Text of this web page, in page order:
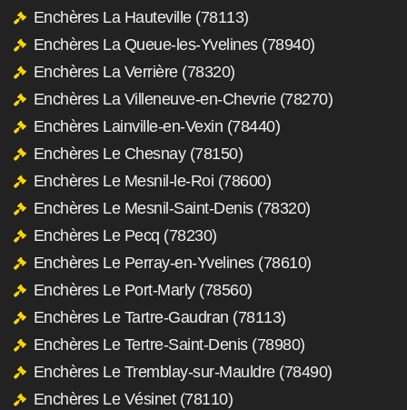
Enchères La Hauteville (78113)
Enchères La Queue-les-Yvelines (78940)
Enchères La Verrière (78320)
Enchères La Villeneuve-en-Chevrie (78270)
Enchères Lainville-en-Vexin (78440)
Enchères Le Chesnay (78150)
Enchères Le Mesnil-le-Roi (78600)
Enchères Le Mesnil-Saint-Denis (78320)
Enchères Le Pecq (78230)
Enchères Le Perray-en-Yvelines (78610)
Enchères Le Port-Marly (78560)
Enchères Le Tartre-Gaudran (78113)
Enchères Le Tertre-Saint-Denis (78980)
Enchères Le Tremblay-sur-Mauldre (78490)
Enchères Le Vésinet (78110)